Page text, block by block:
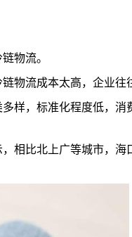
物流。
物流成本太高，企业往
样，标准化程度低，消
相比北上广等城市，海